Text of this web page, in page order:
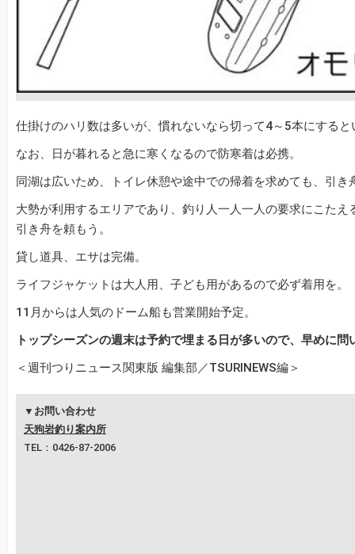
仕掛けのハリ数は多いが、慣れないなら切って4～5本にすると
なお、日が暮れると急に寒くなるので防寒着は必携。
同湖は広いため、トイレ休憩や途中での帰着を求めても、引
大勢が利用するエリアであり、釣り人一人一人の要求にこた
引き舟を頼もう。
貸し道具、エサは完備。
ライフジャケットは大人用、子ども用があるので必ず着用を。
11月からは人気のドーム船も営業開始予定。
トップシーズンの週末は予約で埋まる日が多いので、早めに問
＜週刊つりニュース関東版 編集部／TSURINEWS編＞
▼お問い合わせ
天狗岩釣り案内所
TEL：0426-87-2006